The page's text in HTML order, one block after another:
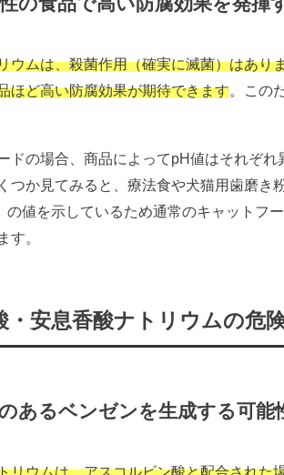
ウムは、殺菌作用（確実に滅菌）はあり
ほど高い防腐効果が期待できます。この
ドの場合、商品によってpH値はそれぞ
つか見てみると、療法食や犬猫用歯磨き
の値を示しているため通常のキャットフ
す。
・安息香酸ナトリウムの危
あるベンゼンを生成する可能
リウムは、アスコルビン酸と配合された